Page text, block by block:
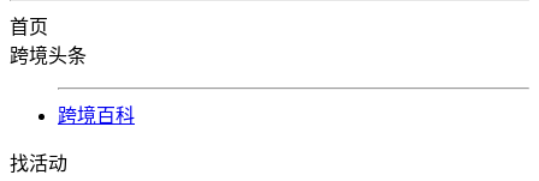
首页
跨境头条
跨境百科
找活动